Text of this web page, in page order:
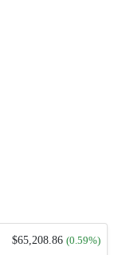
$65,208.86 (0.59%)